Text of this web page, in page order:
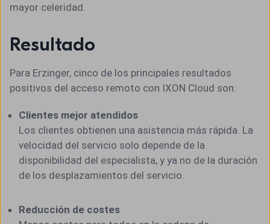
mayor celeridad.
Resultado
Para Erzinger, cinco de los principales resultados
positivos del acceso remoto con IXON Cloud son:
Clientes mejor atendidos
Los clientes obtienen una asistencia más rápida. La
velocidad del servicio solo depende de la
disponibilidad del especialista, y ya no de la duración
de los desplazamientos del servicio.
Reducción de costes